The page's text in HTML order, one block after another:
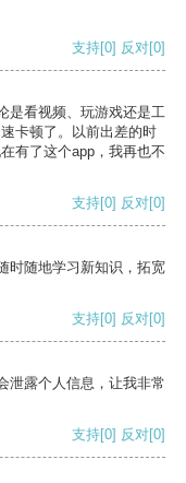
支持[0] 反对[0]
是看视频、玩游戏还是工
卡顿了。以前出差的时
有了这个app，我再也不
支持[0] 反对[0]
时随地学习新知识，拓宽
支持[0] 反对[0]
泄露个人信息，让我非常
支持[0] 反对[0]